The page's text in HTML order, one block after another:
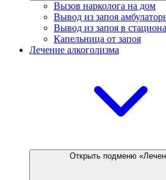
Вызов нарколога на дом
Вывод из запоя
Вывод из запоя в
Капельница от запоя
Лечение алкоголизма
Открыть подменю